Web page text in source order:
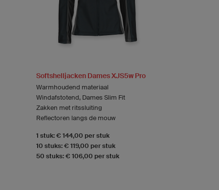
Softshelljacken Dames XJS5w Pro
Warmhoudend materiaal
Windafstotend, Dames Slim Fit
Zakken met ritssluiting
Reflectoren langs de mouw
1 stuk: € 144,00 per stuk
10 stuks: € 119,00 per stuk
50 stuks: € 106,00 per stuk